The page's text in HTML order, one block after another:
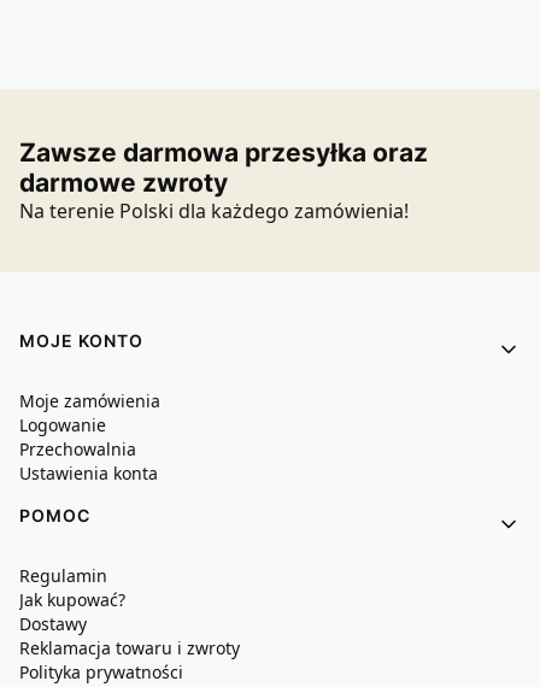
Zawsze darmowa przesyłka oraz
darmowe zwroty
Na terenie Polski dla każdego zamówienia!
Linki w stopce
MOJE KONTO
Moje zamówienia
Logowanie
Przechowalnia
Ustawienia konta
POMOC
Regulamin
Jak kupować?
Dostawy
Reklamacja towaru i zwroty
Polityka prywatności